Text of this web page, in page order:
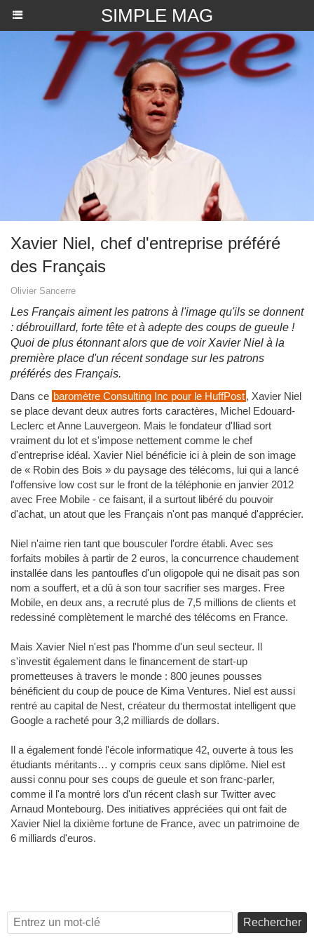
SIMPLE MAG
Xavier Niel, chef d'entreprise préféré
des Français
Olivier Sancerre
Les Français aiment les patrons à l'image qu'ils se donnent
: débrouillard, forte tête et à adepte des coups de gueule !
Quoi de plus étonnant alors que de voir Xavier Niel à la
première place d'un récent sondage sur les patrons
préférés des Français.
Dans ce baromètre Consulting Inc pour le HuffPost, Xavier Niel
se place devant deux autres forts caractères, Michel Edouard-
Leclerc et Anne Lauvergeon. Mais le fondateur d'Iliad sort
vraiment du lot et s'impose nettement comme le chef
d'entreprise idéal. Xavier Niel bénéficie ici à plein de son image
de « Robin des Bois » du paysage des télécoms, lui qui a lancé
l'offensive low cost sur le front de la téléphonie en janvier 2012
avec Free Mobile - ce faisant, il a surtout libéré du pouvoir
d'achat, un atout que les Français n'ont pas manqué d'apprécier.
Niel n'aime rien tant que bousculer l'ordre établi. Avec ses
forfaits mobiles à partir de 2 euros, la concurrence chaudement
installée dans les pantoufles d'un oligopole qui ne disait pas son
nom a souffert, et a dû à son tour sacrifier ses marges. Free
Mobile, en deux ans, a recruté plus de 7,5 millions de clients et
redessiné complètement le marché des télécoms en France.
Mais Xavier Niel n'est pas l'homme d'un seul secteur. Il
s'investit également dans le financement de start-up
prometteuses à travers le monde : 800 jeunes pousses
bénéficient du coup de pouce de Kima Ventures. Niel est aussi
rentré au capital de Nest, créateur du thermostat intelligent que
Google a racheté pour 3,2 milliards de dollars.
Il a également fondé l'école informatique 42, ouverte à tous les
étudiants méritants… y compris ceux sans diplôme. Niel est
aussi connu pour ses coups de gueule et son franc-parler,
comme il l'a montré lors d'un récent clash sur Twitter avec
Arnaud Montebourg. Des initiatives appréciées qui ont fait de
Xavier Niel la dixième fortune de France, avec un patrimoine de
6 milliards d'euros.
Rechercher